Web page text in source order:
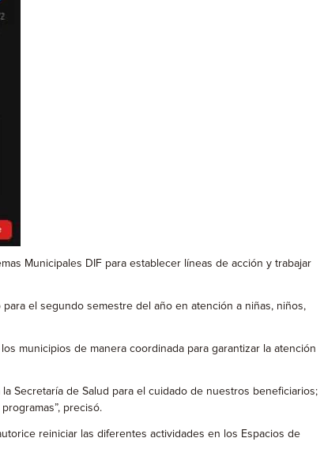
Municipales DIF para establecer líneas de acción y trabajar
el segundo semestre del año en atención a niñas, niños,
municipios de manera coordinada para garantizar la atención
Secretaría de Salud para el cuidado de nuestros beneficiarios;
precisó.
reiniciar las diferentes actividades en los Espacios de